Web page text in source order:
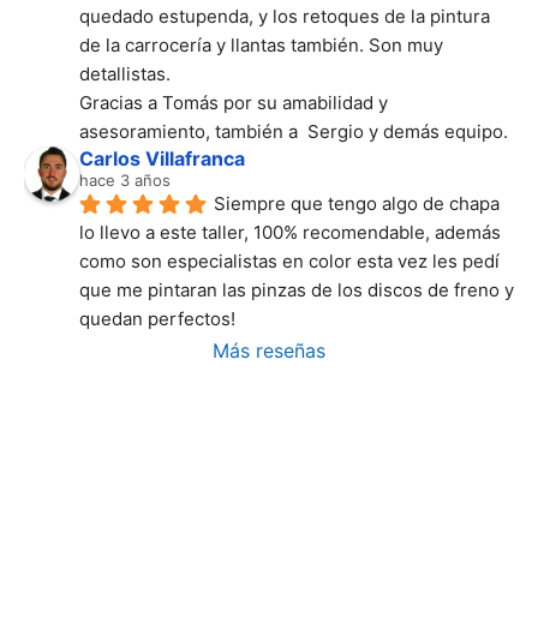
quedado estupenda, y los retoques de la pintura
de la carrocería y llantas también. Son muy
detallistas.
Gracias a Tomás por su amabilidad y
asesoramiento, también a  Sergio y demás equipo.
Carlos Villafranca
hace 3 años
Siempre que tengo algo de chapa
lo llevo a este taller, 100% recomendable, además
como son especialistas en color esta vez les pedí
que me pintaran las pinzas de los discos de freno y
quedan perfectos!
Más reseñas